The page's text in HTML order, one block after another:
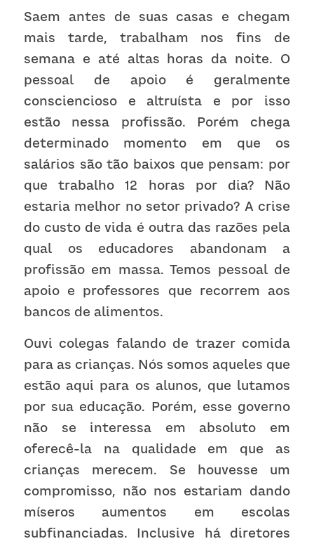
Saem antes de suas casas e chegam
mais tarde, trabalham nos fins de
semana e até altas horas da noite. O
pessoal de apoio é geralmente
consciencioso e altruísta e por isso
estão nessa profissão. Porém chega
determinado momento em que os
salários são tão baixos que pensam: por
que trabalho 12 horas por dia? Não
estaria melhor no setor privado? A crise
do custo de vida é outra das razões pela
qual os educadores abandonam a
profissão em massa. Temos pessoal de
apoio e professores que recorrem aos
bancos de alimentos.
Ouvi colegas falando de trazer comida
para as crianças. Nós somos aqueles que
estão aqui para os alunos, que lutamos
por sua educação. Porém, esse governo
não se interessa em absoluto em
oferecê-la na qualidade em que as
crianças merecem. Se houvesse um
compromisso, não nos estariam dando
míseros aumentos em escolas
subfinanciadas. Inclusive há diretores